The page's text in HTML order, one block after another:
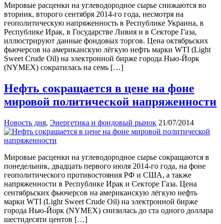
Мировые расценки на углеводородное сырье снижаются во
вторник, второго сентября 2014-го года, несмотря на
геополитическую напряженность в Республике Украина, в
Республике Ирак, в Государстве Ливия и в Секторе Газа,
иллюстрируют данные фондовых торгов. Цена октябрьских
фьючерсов на американскую лёгкую нефть марки WTI (Light
Sweet Crude Oil) на электронной бирже города Нью-Йорк
(NYMEX) сократилась на семь […]
Нефть сокращается в цене на фоне
мировой политической напряженности
Новость дня, Энергетика и фондовый рынок 21/07/2014
Мировые расценки на углеводородное сырье сокращаются в
понедельник, двадцать первого июля 2014-го года, на фоне
геополитического противостояния РФ и США, а также
напряженности в Республике Ирак и Секторе Газа. Цена
сентябрьских фьючерсов на американскую лёгкую нефть
марки WTI (Light Sweet Crude Oil) на электронной бирже
города Нью-Йорк (NYMEX) снизилась до ста одного доллара
шестидесяти центов […]